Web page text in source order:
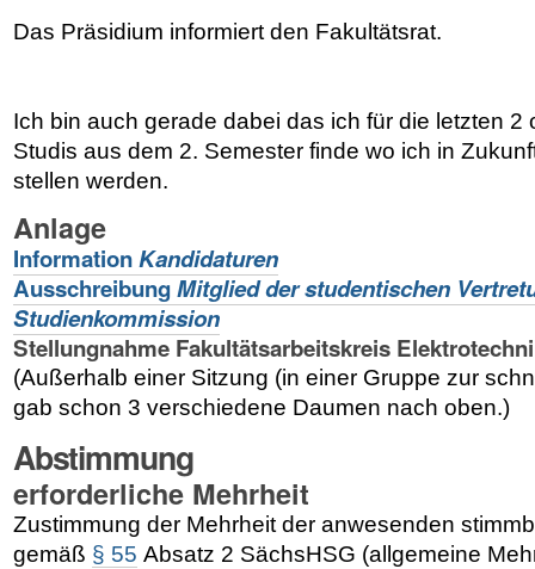
Das Präsidium informiert den Fakultätsrat.
Ich bin auch gerade dabei das ich für die letzten 2
Studis aus dem 2. Semester finde wo ich in
stellen werden.
Anlage
InformationKandidaturen
AusschreibungMitglied der studentischen
Studienkommission
Stellungnahme Fakultätsarbeitskreis
(Außerhalb einer Sitzung (in einer Gruppe zur
gab schon 3 verschiedene Daumen nach oben.)
Abstimmung
erforderliche Mehrheit
Zustimmung der Mehrheit der anwesenden
gemäß § 55 Absatz 2 SächsHSG (allgemeine